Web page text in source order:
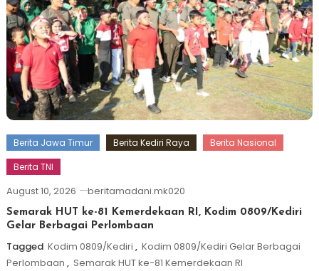
Berita Jawa Timur Berita Kediri Raya
Berita Nasional
Berita TNI
August 10, 2026 beritamadani.mk020
Semarak HUT ke-81 Kemerdekaan RI, Kodim 0809/Kediri
Gelar Berbagai Perlombaan
Tagged Kodim 0809/Kediri , Kodim 0809/Kediri Gelar Berbagai
Perlombaan , Semarak HUT ke-81 Kemerdekaan RI